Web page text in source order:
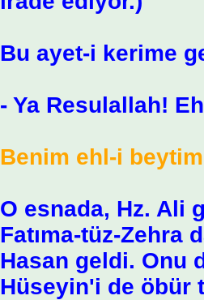
Bu ayet-i kerime
- Ya Resulallah!
Benim ehl-i beytim
O esnada, Hz. Ali
Fatıma-tüz-Zehra
Hasan geldi. Onu
Hüseyin'i de öbür